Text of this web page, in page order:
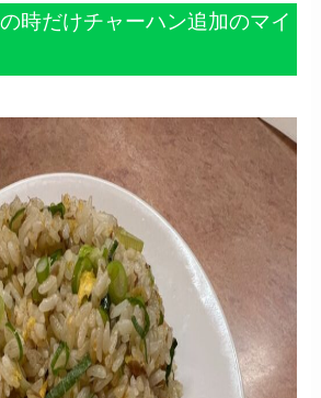
時だけチャーハン追加のマイ